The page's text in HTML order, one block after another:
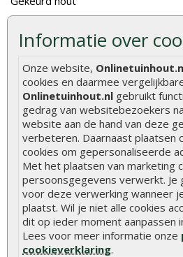
Informatie over
Onze website,
cookies en daarmee
Onlinetuinhout.nl gebruikt
gedrag van websitebezoekers
website aan de hand van deze
verbeteren. Daarnaast plaatsen
cookies om gepersonaliseerde
Met het plaatsen van marketing
persoonsgegevens verwerkt.
voor deze verwerking wanneer
plaatst. Wil je niet alle cookies
dit op ieder moment aanpassen
Lees voor meer informatie onze
cookieverklaring.
Hoe zelf een houten overkapping
Hoe zelf een vlonder leggen
Hoe betonpaal plaatsen
Hoe schutting plaatsen
De 9 beste tuinschermen van
Stijlvolle houtsoorten voor in de tuin
Duurzame tuin
Welke palen voor een schapenhek
Alle populaire categorieën